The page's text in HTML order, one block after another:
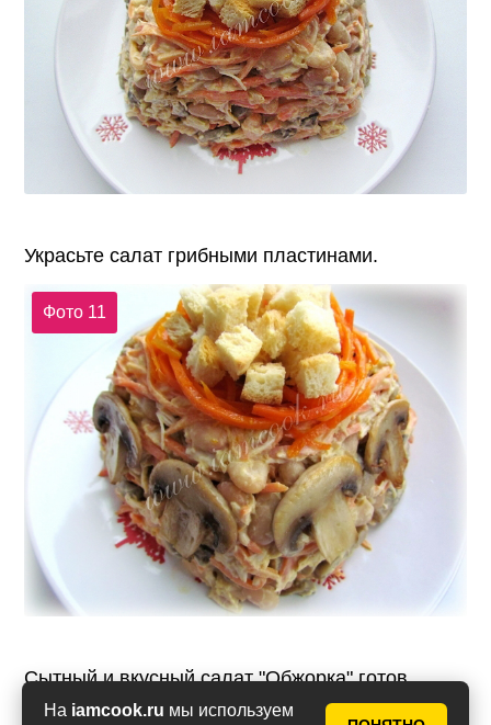
На iamcook.ru мы используем
Украсьте салат грибными пластинами.
Фото 11
Сытный и вкусный салат "Обжорка" готов.
Можно подавать на праздничный стол.